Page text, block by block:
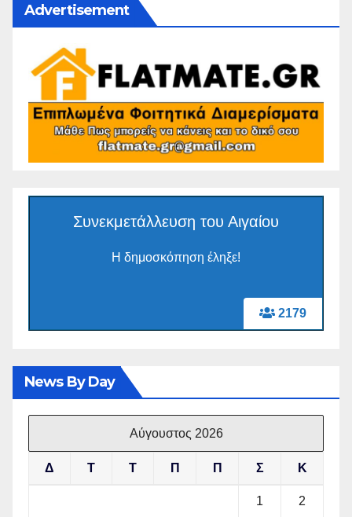
Advertisement
2179
Συνεκμετάλλευση του Αιγαίου
Η δημοσκόπηση έληξε!
News By Day
Αύγουστος 2026
Δ Τ Τ Π Π Σ Κ
1 2